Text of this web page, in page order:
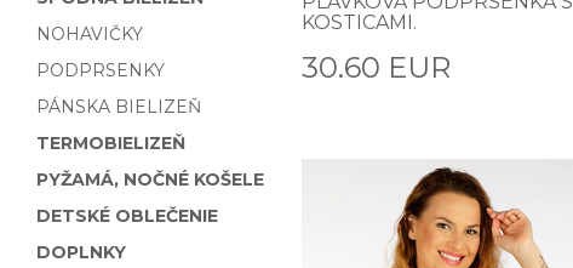
NOHAVIČKY
PODPRSENKY
PÁNSKA BIELIZEŇ
TERMOBIELIZEŇ
PYŽAMÁ, NOČNÉ KOŠELE
DETSKÉ OBLEČENIE
DOPLNKY
KOSTICAMI.
30.60 EUR